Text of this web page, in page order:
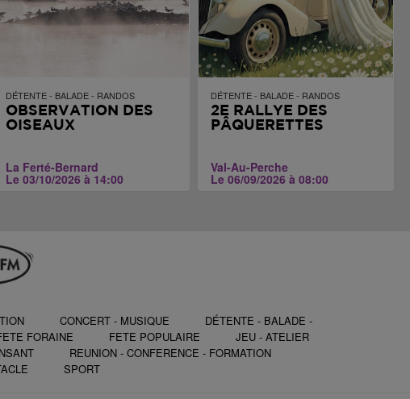
DÉTENTE - BALADE - RANDOS
OBSERVATION DES
OISEAUX
La Ferté-Bernard
Le 03/10/2026 à 14:00
DÉTENTE - BALADE - RANDOS
2E RALLYE DES
PÂQUERETTES
Val-Au-Perche
Le 06/09/2026 à 08:00
CONCERT - MUSIQUE
DÉTENTE - BALADE -
FORAINE FETE POPULAIRE
JEU - ATELIER
REUNION - CONFERENCE - FORMATION
SPORT